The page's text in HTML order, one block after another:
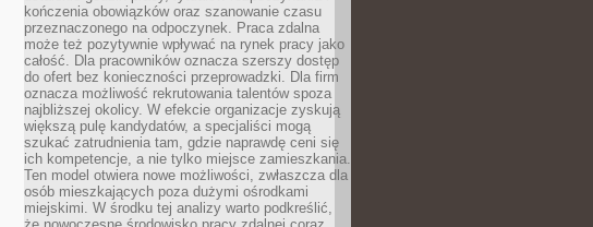
kończenia obowiązków oraz szanowanie czasu
przeznaczonego na odpoczynek. Praca zdalna
może też pozytywnie wpływać na rynek pracy jako
całość. Dla pracowników oznacza szerszy dostęp
do ofert bez konieczności przeprowadzki. Dla firm
oznacza możliwość rekrutowania talentów spoza
najbliższej okolicy. W efekcie organizacje zyskują
większą pulę kandydatów, a specjaliści mogą
szukać zatrudnienia tam, gdzie naprawdę ceni się
ich kompetencje, a nie tylko miejsce zamieszkania.
Ten model otwiera nowe możliwości, zwłaszcza dla
osób mieszkających poza dużymi ośrodkami
miejskimi. W środku tej analizy warto podkreślić,